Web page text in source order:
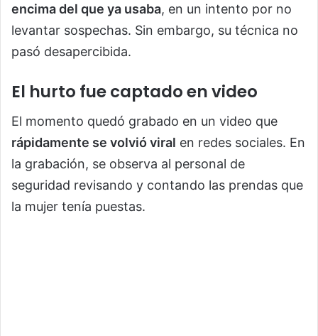
encima del que ya usaba, en un intento por no
levantar sospechas. Sin embargo, su técnica no
pasó desapercibida.
El hurto fue captado en video
El momento quedó grabado en un video que
rápidamente se volvió viral en redes sociales. En
la grabación, se observa al personal de
seguridad revisando y contando las prendas que
la mujer tenía puestas.